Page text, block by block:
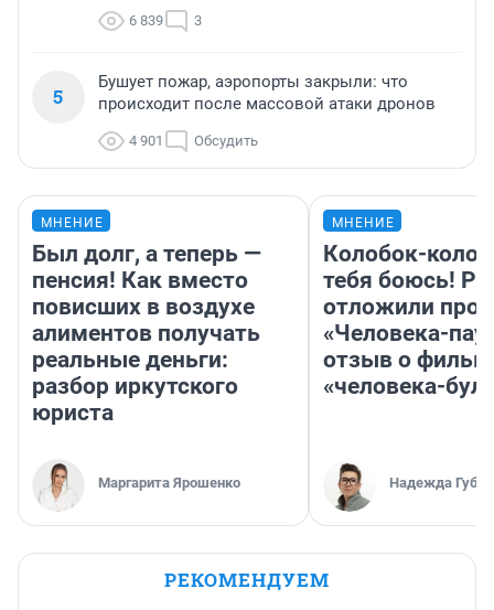
6 839 3
5
Бушует пожар, аэропорты закрыли: что
происходит после массовой атаки дронов
4 901 Обсудить
МНЕНИЕ
Был долг, а теперь —
пенсия! Как вместо
повисших в воздухе
алиментов получать
реальные деньги:
разбор иркутского
юриста
Маргарита Ярошенко
МНЕНИЕ
Колобок-
тебя боюсь!
отложили
«Человека-
отзыв о
«человека-
Надежда
РЕКОМЕНДУЕМ